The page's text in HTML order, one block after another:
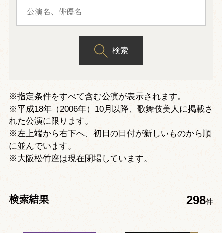
検索
※指定条件をすべて含む公演が表示されます。
※平成18年（2006年）10月以降、歌舞伎美人に掲載さ
れた公演に限ります。
※左上端から右下へ、初日の日付が新しいものから順
に並んでいます。
※大阪松竹座は現在閉場しています。
検索結果 298件